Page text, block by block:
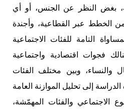
بغض النظر عن الجنس، أو أي
الخطط عبر القطاعية، وأجندة
التامة للفئات الاجتماعية
فجوات اقتصادية واجتماعية
والنساء، وبين مختلف الفئات
إلى تحليل الموازنة العامة
الاجتماعي والفئات المهمّشة،